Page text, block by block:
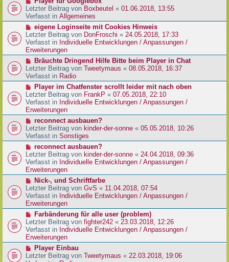
a
g
B
e
i
r
a
g
e
u
e
r
B
e
i
r
a
g
Letzter Beitrag von Boxbeutel « 01.06.2018, 13:55
Verfasst in Allgemeines
N
e
u
e
r
B
e
i
r
a
g
eigene Loginseite mit Cookies Hinweis
Letzter Beitrag von DonFroschi « 24.05.2018, 17:33
Verfasst in Individuelle Entwicklungen / Anpassungen /
Erweiterungen
N
e
u
e
r
B
e
i
r
a
g
Bräuchte Dringend Hilfe Bitte beim Player in Chat
Letzter Beitrag von Tweetymaus « 08.05.2018, 16:37
Verfasst in Radio
N
e
u
e
r
B
e
i
r
a
g
Player im Chatfenster scrollt leider mit nach oben
Letzter Beitrag von FrankP « 07.05.2018, 22:10
Verfasst in Individuelle Entwicklungen / Anpassungen /
Erweiterungen
N
e
u
e
r
B
e
i
r
a
g
reconnect ausbauen?
Letzter Beitrag von kinder-der-sonne « 05.05.2018, 10:26
Verfasst in Sonstiges
N
e
u
e
r
B
e
i
t
a
g
reconnect ausbauen?
Letzter Beitrag von kinder-der-sonne « 24.04.2018, 09:36
Verfasst in Individuelle Entwicklungen / Anpassungen /
Erweiterungen
N
e
u
e
r
B
e
i
t
a
Nick-, und Schriftfarbe
Letzter Beitrag von GvS « 11.04.2018, 07:54
Verfasst in Individuelle Entwicklungen / Anpassungen /
Erweiterungen
N
e
u
e
r
B
e
Farbänderung für alle user (problem)
Letzter Beitrag von fighter242 « 23.03.2018, 12:26
Verfasst in Individuelle Entwicklungen / Anpassungen /
Erweiterungen
N
e
Player Einbau
Letzter Beitrag von Tweetymaus « 22.03.2018, 19:06